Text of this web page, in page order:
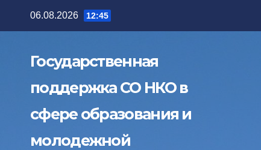
06.08.2026 12:45
Государственная
поддержка СО НКО в
сфере образования и
молодежной